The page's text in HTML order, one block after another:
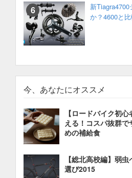
新
か？4600と
今、あなたにオススメ
【ロードバイク初
える！コスパ抜群
めの補給食
【総北高校編】弱
選び2015